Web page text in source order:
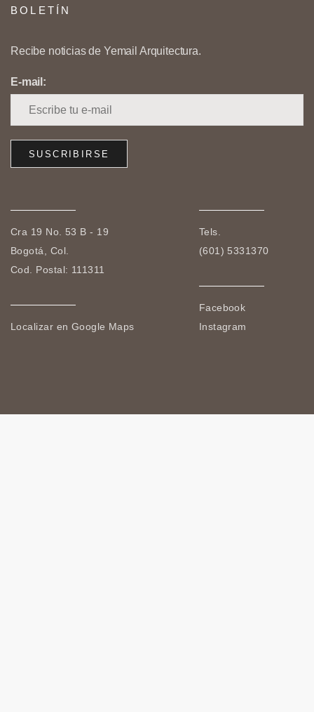
BOLETÍN
Recibe noticias de Yemail Arquitectura.
E-mail:
Cra 19 No. 53 B - 19
Bogotá, Col.
Cod. Postal: 111311
Localizar en Google Maps
Tels.
(601) 5331370
Facebook
Instagram